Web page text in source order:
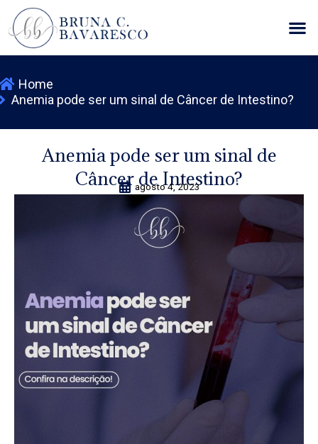
para
conteúdo
Home
Anemia pode ser um sinal de Câncer de Intestino?
Anemia pode ser um sinal de
Câncer de Intestino?
agosto 4, 2023